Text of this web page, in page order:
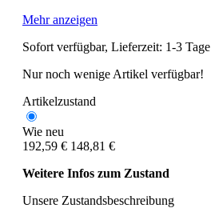
Mehr anzeigen
Sofort verfügbar, Lieferzeit: 1-3 Tage
Nur noch wenige Artikel verfügbar!
Artikelzustand
Wie neu
192,59 € 148,81 €
Weitere Infos zum Zustand
Unsere Zustandsbeschreibung